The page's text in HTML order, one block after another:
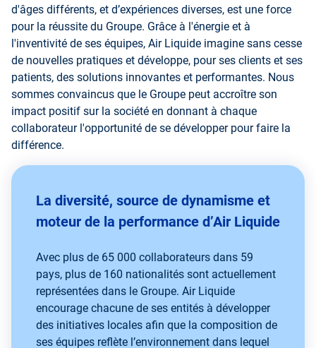
d'âges différents, et d’expériences diverses, est une force
pour la réussite du Groupe. Grâce à l'énergie et à
l'inventivité de ses équipes, Air Liquide imagine sans cesse
de nouvelles pratiques et développe, pour ses clients et ses
patients, des solutions innovantes et performantes. Nous
sommes convaincus que le Groupe peut accroître son
impact positif sur la société en donnant à chaque
collaborateur l'opportunité de se développer pour faire la
différence.
La diversité, source de dynamisme et
moteur de la performance d’Air Liquide
Avec plus de 65 000 collaborateurs dans 59
pays, plus de 160 nationalités sont actuellement
représentées dans le Groupe. Air Liquide
encourage chacune de ses entités à développer
des initiatives locales afin que la composition de
ses équipes reflète l’environnement dans lequel